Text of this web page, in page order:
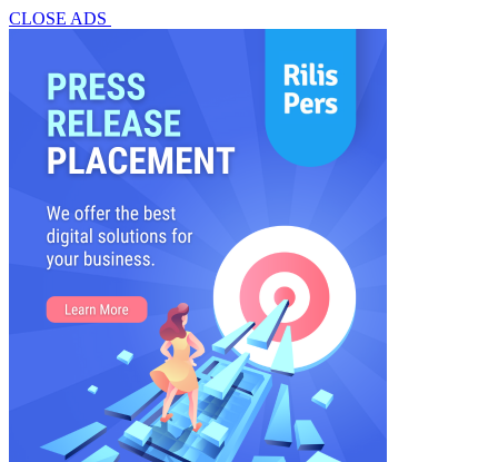
CLOSE ADS